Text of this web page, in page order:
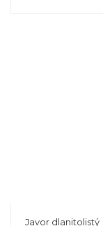
Javor dlanitolistý